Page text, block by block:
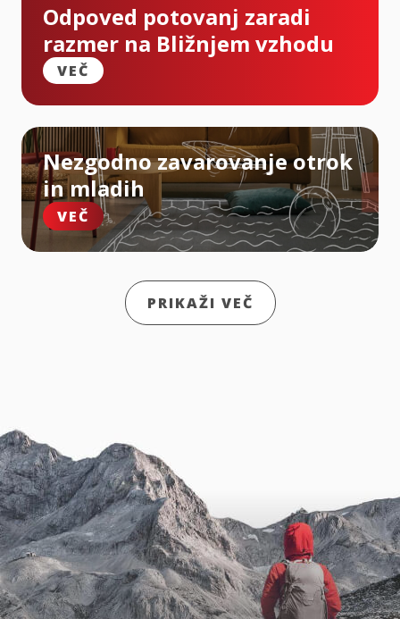
Odpoved potovanj zaradi
razmer na Bližnjem vzhodu
VEČ
Nezgodno zavarovanje otrok
in mladih
VEČ
PRIKAŽI VEČ